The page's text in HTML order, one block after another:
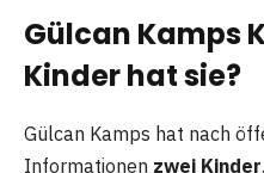
Gülcan Kamps
Kinder hat sie?
Gülcan Kamps hat nach
Informationen zwei Kinder